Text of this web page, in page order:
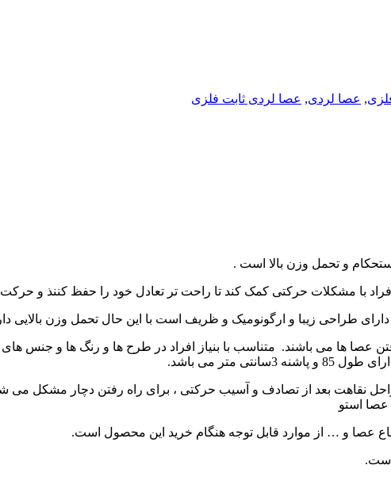
, عصا لردی, عصا لردی ثابت فلزی
و تحمل وزن بالا است .
با مشکلات حرکتی کمک کند تا راحت تر تعادل خود را حفظ کننذ و حرکت
طراحی زیبا و ارگونومیک و ظریف است با این حال تحمل وزن بالایی
رفتن عصا ها می باشند. متناسب با بنیاز افراد در طرح ها و رنگ ها و جنس
متر می باشد.
نقاهت بعد از تصادف و آسیب حرکتی ، برای راه رفتن دچار مشکل می
عصا استو
عصا و … از موارد قابل توجه هنگام خرید این محصول است.
است.